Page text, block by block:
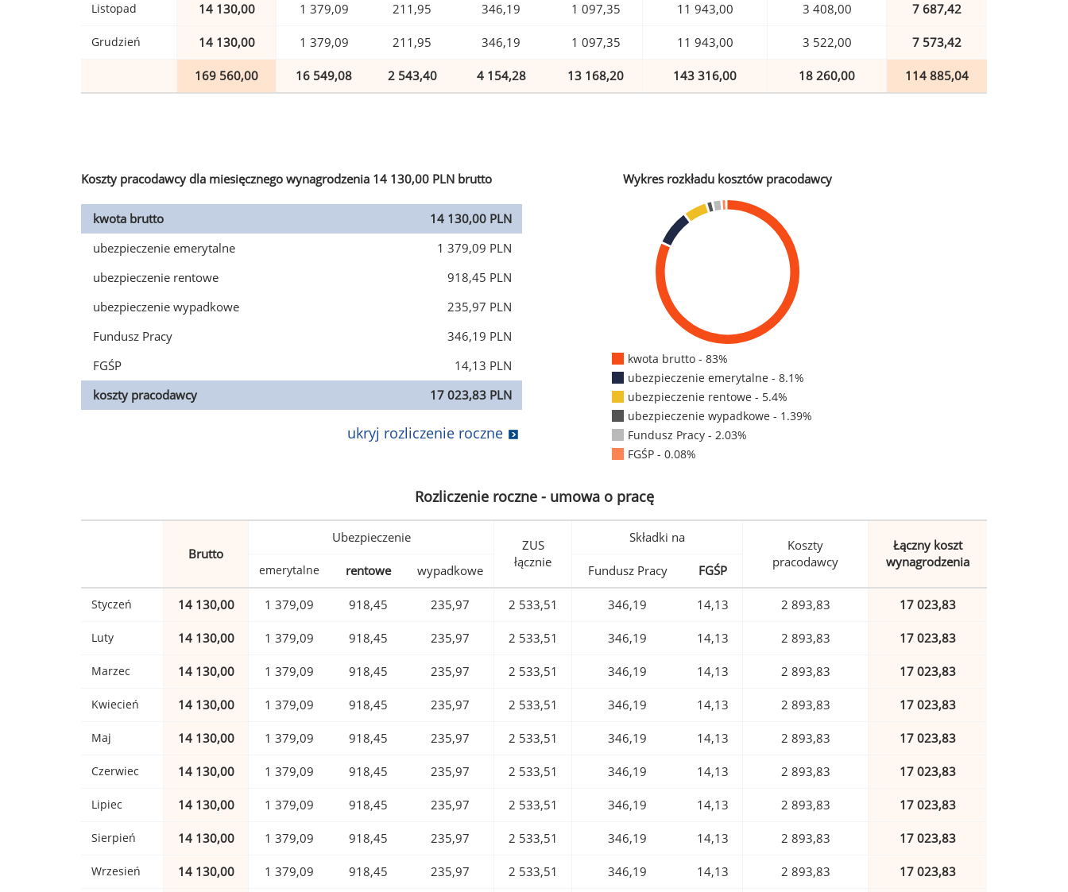
Listopad 14 130,00 1 379,09 211,95 346,19 1 097,35 11 943,00 3 408,00 7 687,42
Grudzień 14 130,00 1 379,09 211,95 346,19 1 097,35 11 943,00 3 522,00 7 573,42
169 560,00 16 549,08 2 543,40 4 154,28 13 168,20 143 316,00 18 260,00 114 885,04
Koszty pracodawcy dla miesięcznego wynagrodzenia 14 130,00 PLN brutto
kwota brutto
14 130,00 PLN
ubezpieczenie emerytalne
1 379,09 PLN
ubezpieczenie rentowe
918,45 PLN
ubezpieczenie wypadkowe
235,97 PLN
Fundusz Pracy
346,19 PLN
FGŚP
14,13 PLN
koszty pracodawcy
17 023,83 PLN
ukryj rozliczenie roczne
Wykres rozkładu kosztów pracodawcy
kwota brutto - 83%
ubezpieczenie emerytalne - 8.1%
ubezpieczenie rentowe - 5.4%
ubezpieczenie wypadkowe - 1.39%
Fundusz Pracy - 2.03%
FGŚP - 0.08%
Rozliczenie roczne - umowa o pracę
Brutto
Ubezpieczenie
ZUS
łącznie
Składki na
Koszty
pracodawcy
Łączny koszt
wynagrodzenia
emerytalne rentowe wypadkowe Fundusz Pracy FGŚP
Styczeń 14 130,00 1 379,09 918,45 235,97 2 533,51 346,19 14,13 2 893,83 17 023,83
Luty 14 130,00 1 379,09 918,45 235,97 2 533,51 346,19 14,13 2 893,83 17 023,83
Marzec 14 130,00 1 379,09 918,45 235,97 2 533,51 346,19 14,13 2 893,83 17 023,83
Kwiecień 14 130,00 1 379,09 918,45 235,97 2 533,51 346,19 14,13 2 893,83 17 023,83
Maj 14 130,00 1 379,09 918,45 235,97 2 533,51 346,19 14,13 2 893,83 17 023,83
Czerwiec 14 130,00 1 379,09 918,45 235,97 2 533,51 346,19 14,13 2 893,83 17 023,83
Lipiec 14 130,00 1 379,09 918,45 235,97 2 533,51 346,19 14,13 2 893,83 17 023,83
Sierpień 14 130,00 1 379,09 918,45 235,97 2 533,51 346,19 14,13 2 893,83 17 023,83
Wrzesień 14 130,00 1 379,09 918,45 235,97 2 533,51 346,19 14,13 2 893,83 17 023,83